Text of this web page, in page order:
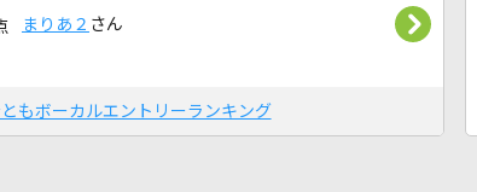
まりあ２ さん
もボーカルエントリーランキング